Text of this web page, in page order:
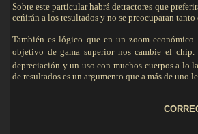
Sobre este particular habrá detractores que
ceńirán a los resultados y no se preocuparan tanto
También es lógico que en un zoom económico
objetivo de gama superior nos cambie el
depreciación y un uso con muchos cuerpos a lo
de resultados es un argumento que a más de uno